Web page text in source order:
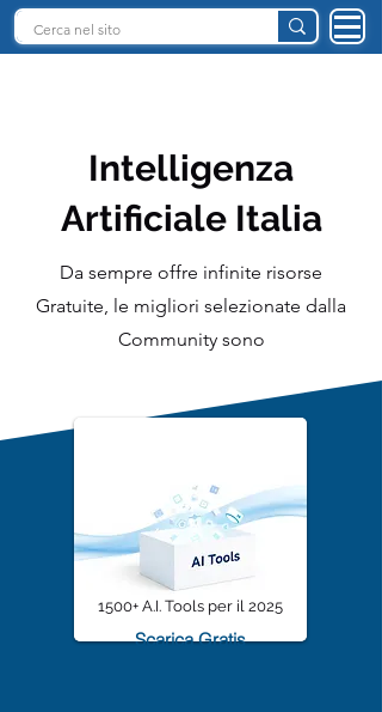
Intelligenza
Artificiale Italia
Da sempre offre infinite risorse
Gratuite, le migliori selezionate dalla
Community sono
1500+ A.I. Tools per il 2025
Scarica Gratis